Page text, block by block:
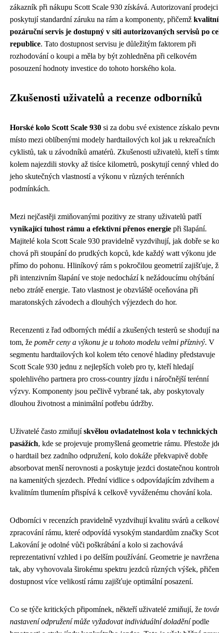
zákazník při nákupu Scott Scale 930 získává. Autorizovaní prodejci
poskytují standardní záruku na rám a komponenty, přičemž kvalitní
pozáruční servis je dostupný v síti autorizovaných servisů po
republice. Tato dostupnost servisu je důležitým faktorem při
rozhodování o koupi a měla by být zohledněna při celkovém
posouzení hodnoty investice do tohoto horského kola.
Zkušenosti uživatelů a recenze odborníků
Horské kolo Scott Scale 930 si za dobu své existence získalo
místo mezi oblíbenými modely hardtailových kol jak u rekreačních
cyklistů, tak u závodníků amatérů. Zkušenosti uživatelů, kteří s
kolem najezdili stovky až tisíce kilometrů, poskytují cenný vhled do
jeho skutečných vlastností a výkonu v různých terénních
podmínkách.
Mezi nejčastěji zmiňovanými pozitivy ze strany uživatelů patří
vynikající tuhost rámu a efektivní přenos energie při šlapání.
Majitelé kola Scott Scale 930 pravidelně vyzdvihují, jak dobře se
chová při stoupání do prudkých kopců, kde každý watt výkonu jde
přímo do pohonu. Hliníkový rám s pokročilou geometrií zajišťuje,
při intenzivním šlapání ve stoje nedochází k nežádoucímu ohýbání
nebo ztrátě energie. Tato vlastnost je obzvláště oceňována při
maratonských závodech a dlouhých výjezdech do hor.
Recenzenti z řad odborných médií a zkušených testerů se shodují na
tom, že poměr ceny a výkonu je u tohoto modelu velmi příznivý. V
segmentu hardtailových kol kolem této cenové hladiny představuje
Scott Scale 930 jednu z nejlepších voleb pro ty, kteří hledají
spolehlivého partnera pro cross-country jízdu i náročnější terénní
výzvy. Komponenty jsou pečlivě vybrané tak, aby poskytovaly
dlouhou životnost a minimální potřebu údržby.
Uživatelé často zmiňujískvělou ovladatelnost kola v technických
pasážích, kde se projevuje promyšlená geometrie rámu. Přestože
o hardtail bez zadního odpružení, kolo dokáže překvapivě dobře
absorbovat menší nerovnosti a poskytuje jezdci dostatečnou
na kamenitých sjezdech. Přední vidlice s odpovídajícím zdvihem a
kvalitním tlumením přispívá k celkově vyváženému chování kola.
Odborníci v recenzích pravidelně vyzdvihují kvalitu svárů a
zpracování rámu, které odpovídá vysokým standardům značky
Lakování je odolné vůči poškrábání a kolo si zachovává
reprezentativní vzhled i po delším používání. Geometrie je navržena
tak, aby vyhovovala širokému spektru jezdců různých výšek,
dostupnost více velikostí rámu zajišťuje optimální posazení.
Co se týče kritických připomínek, někteří uživatelé zmiňují, že
nastavení odpružení může vyžadovat individuální doladěnípodle